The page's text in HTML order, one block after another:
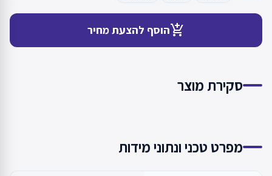
add_shopping_cartהוסף להצעת מחיר
סקירת מוצר
מפרט טכני ונתוני מידות